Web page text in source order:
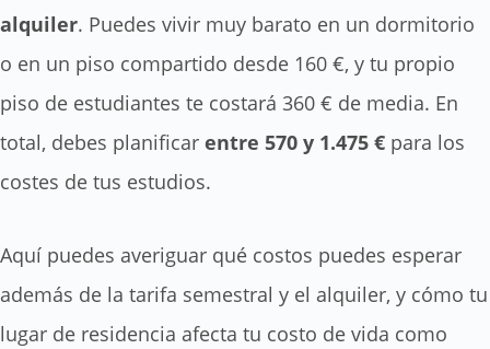
alquiler. Puedes vivir muy barato en un dormitorio
o en un piso compartido desde 160 €, y tu propio
piso de estudiantes te costará 360 € de media. En
total, debes planificar entre 570 y 1.475 € para los
costes de tus estudios.
Aquí puedes averiguar qué costos puedes esperar
además de la tarifa semestral y el alquiler, y cómo tu
lugar de residencia afecta tu costo de vida como